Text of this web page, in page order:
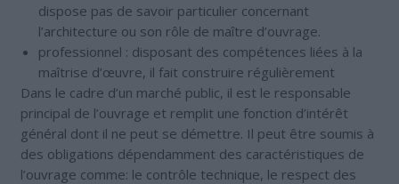
dispose pas de savoir particulier concernant
l’architecture ou son rôle de maître d’ouvrage.
professionnel : disposant des compétences liées à la
maîtrise d’œuvre, il fait construire régulièrement
Dans le cadre d’un marché public, il est le responsable
principal de l’ouvrage et remplit une fonction d’intérêt
général dont il ne peut se démettre. Il peut être soumis à
des obligations dépendamment des caractéristiques de
l’ouvrage comme: le contrôle technique, le respect des